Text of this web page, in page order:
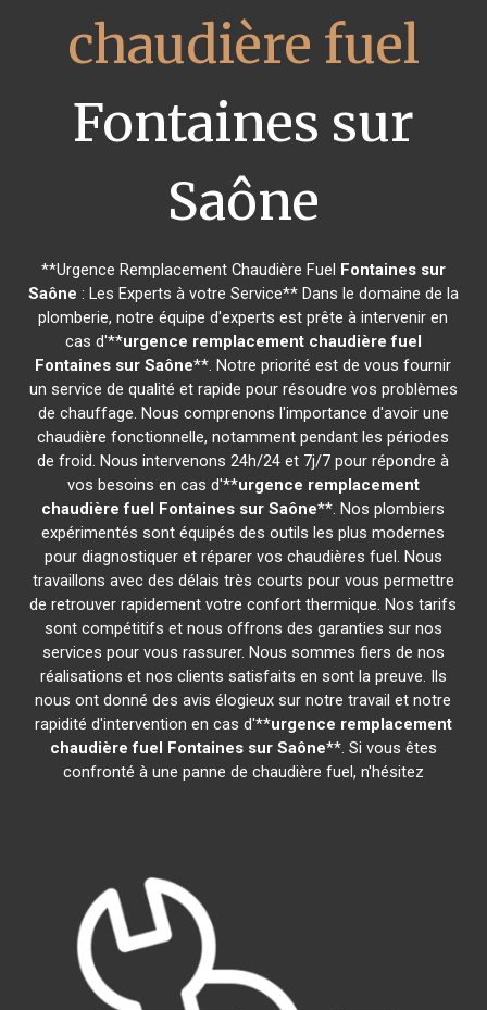
chaudière fuel
Fontaines sur
Saône
**Urgence Remplacement Chaudière Fuel Fontaines sur
Saône : Les Experts à votre Service** Dans le domaine de la
plomberie, notre équipe d'experts est prête à intervenir en
cas d'**urgence remplacement chaudière fuel
Fontaines sur Saône**. Notre priorité est de vous fournir
un service de qualité et rapide pour résoudre vos problèmes
de chauffage. Nous comprenons l'importance d'avoir une
chaudière fonctionnelle, notamment pendant les périodes
de froid. Nous intervenons 24h/24 et 7j/7 pour répondre à
vos besoins en cas d'**urgence remplacement
chaudière fuel Fontaines sur Saône**. Nos plombiers
expérimentés sont équipés des outils les plus modernes
pour diagnostiquer et réparer vos chaudières fuel. Nous
travaillons avec des délais très courts pour vous permettre
de retrouver rapidement votre confort thermique. Nos tarifs
sont compétitifs et nous offrons des garanties sur nos
services pour vous rassurer. Nous sommes fiers de nos
réalisations et nos clients satisfaits en sont la preuve. Ils
nous ont donné des avis élogieux sur notre travail et notre
rapidité d'intervention en cas d'**urgence remplacement
chaudière fuel Fontaines sur Saône**. Si vous êtes
confronté à une panne de chaudière fuel, n'hésitez